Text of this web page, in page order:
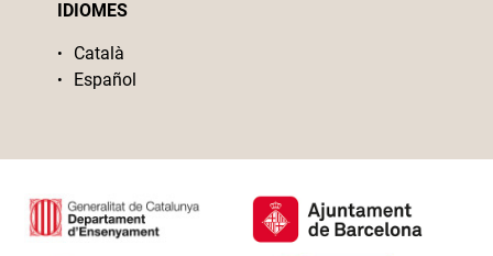
IDIOMES
Català
Español